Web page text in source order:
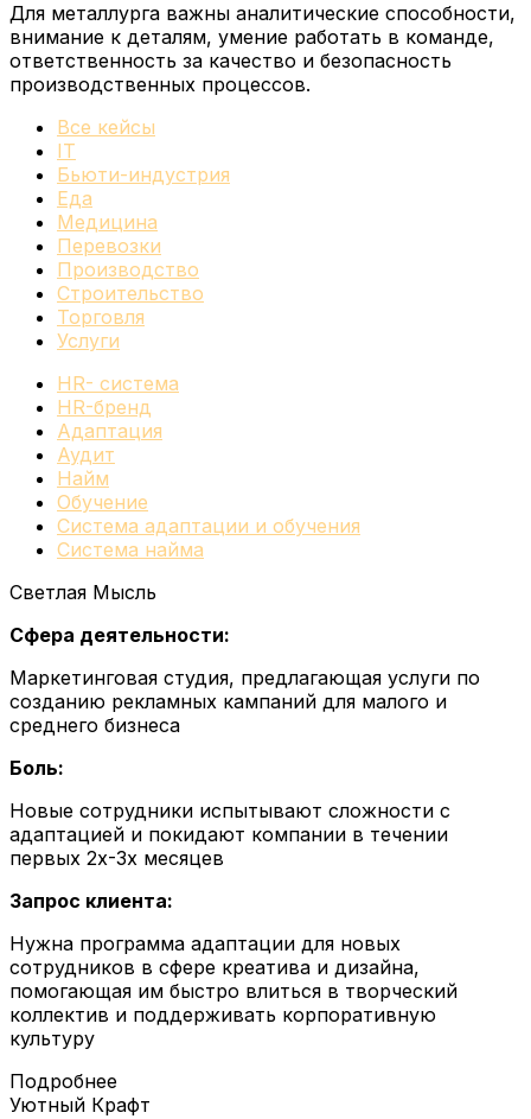
Для металлурга важны аналитические способности,
внимание к деталям, умение работать в команде,
ответственность за качество и безопасность
производственных процессов.
Все кейсы
IT
Бьюти-индустрия
Еда
Медицина
Перевозки
Производство
Строительство
Торговля
Услуги
HR- система
HR-бренд
Адаптация
Аудит
Найм
Обучение
Система адаптации и обучения
Система найма
Светлая Мысль
Сфера деятельности:
Маркетинговая студия, предлагающая услуги по
созданию рекламных кампаний для малого и
среднего бизнеса
Боль:
Новые сотрудники испытывают сложности с
адаптацией и покидают компании в течении
первых 2х-3х месяцев
Запрос клиента:
Нужна программа адаптации для новых
сотрудников в сфере креатива и дизайна,
помогающая им быстро влиться в творческий
коллектив и поддерживать корпоративную
культуру
Подробнее
Уютный Крафт